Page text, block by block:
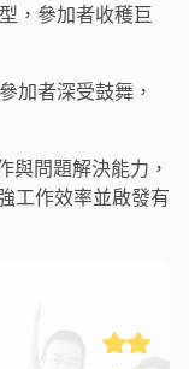
，參加者收穫巨
加者深受鼓舞，
與問題解決能力，
工作效率並啟發有